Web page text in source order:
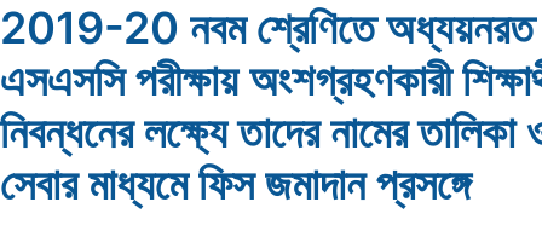
2019-20 নবম শ্রেণিতে
এসএসসি পরীক্ষায় অংশগ্রহণকারী
নিবন্ধনের লক্ষ্যে তাদের নামের তালিকা
সেবার মাধ্যমে ফিস জমাদান প্রসঙ্গে